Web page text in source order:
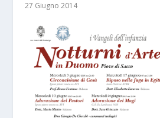
27 Giugno 2014